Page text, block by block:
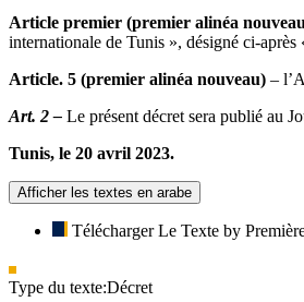
Article premier (premier alinéa
internationale de Tunis », désigné ci-
Article. 5 (premier alinéa nouveau) –
Art. 2 – Le présent décret sera publié au
Tunis, le 20 avril 2023.
Afficher les textes en arabe
Télécharger Le Texte by
Type du texte:Décret